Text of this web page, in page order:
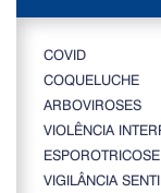
COVID
COQUELUCHE
ARBOVIROSES
VIOLÊNCIA
VIGILÂNCIA